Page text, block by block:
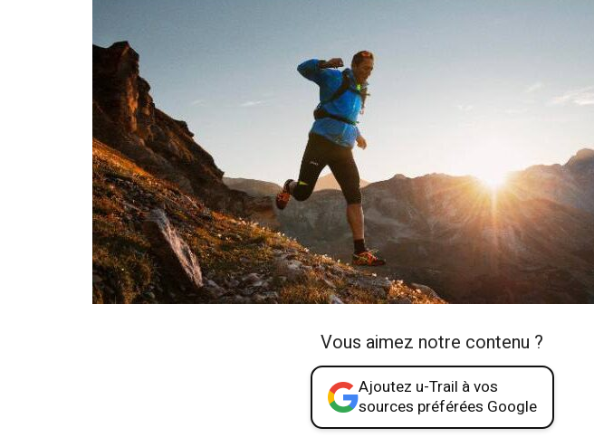
Vous aimez notre contenu ?
Ajoutez u-Trail à vos
sources préférées Google